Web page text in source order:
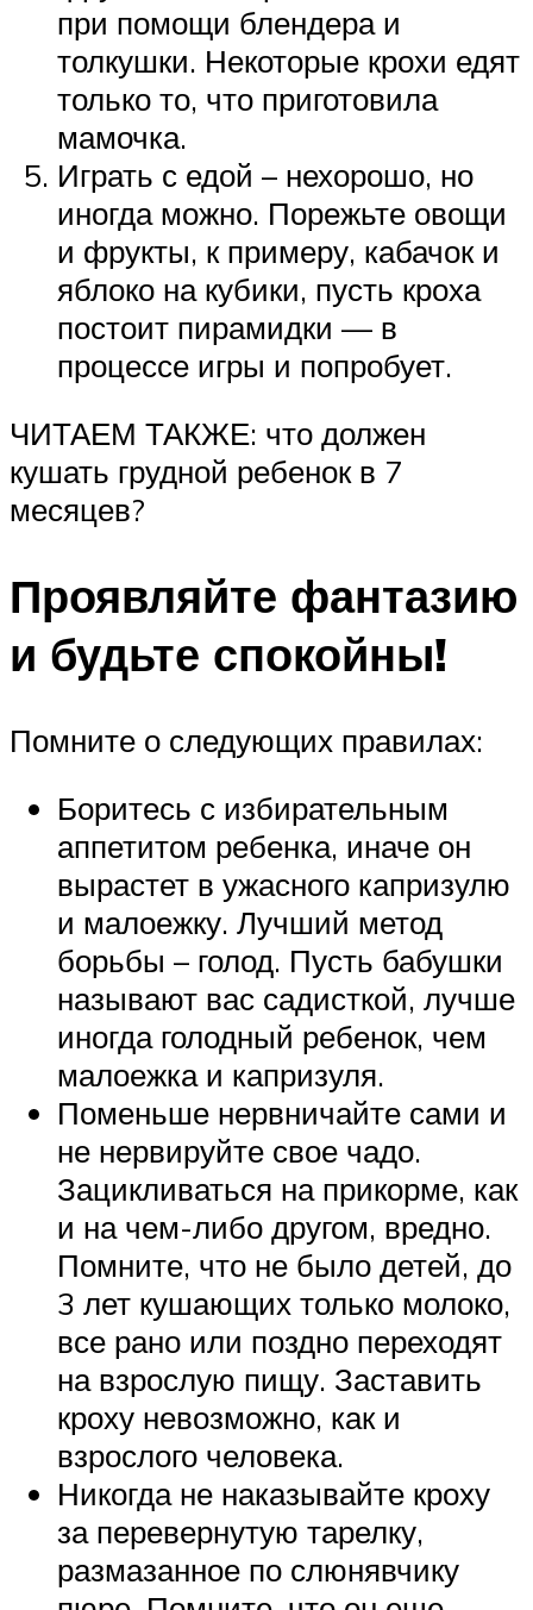
при помощи блендера и
толкушки. Некоторые крохи едят
только то, что приготовила
мамочка.
Играть с едой – нехорошо, но
иногда можно. Порежьте овощи
и фрукты, к примеру, кабачок и
яблоко на кубики, пусть кроха
постоит пирамидки — в
процессе игры и попробует.
ЧИТАЕМ ТАКЖЕ: что должен
кушать грудной ребенок в 7
месяцев?
Проявляйте фантазию
и будьте спокойны!
Помните о следующих правилах:
Боритесь с избирательным
аппетитом ребенка, иначе он
вырастет в ужасного капризулю
и малоежку. Лучший метод
борьбы – голод. Пусть бабушки
называют вас садисткой, лучше
иногда голодный ребенок, чем
малоежка и капризуля.
Поменьше нервничайте сами и
не нервируйте свое чадо.
Зацикливаться на прикорме, как
и на чем-либо другом, вредно.
Помните, что не было детей, до
3 лет кушающих только молоко,
все рано или поздно переходят
на взрослую пищу. Заставить
кроху невозможно, как и
взрослого человека.
Никогда не наказывайте кроху
за перевернутую тарелку,
размазанное по слюнявчику